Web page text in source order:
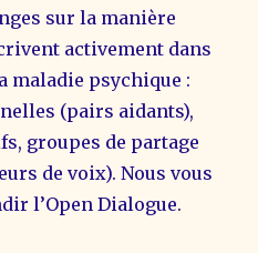
sur la manière
activement dans
maladie psychique :
(pairs aidants),
groupes de partage
de voix). Nous vous
l’Open Dialogue.